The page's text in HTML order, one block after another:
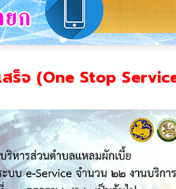
ร็จ (One Stop